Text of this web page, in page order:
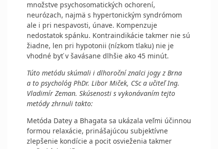
množstve psychosomatických ochorení,
neurózach, najmä s hypertonickým syndrómom
ale i pri nespavosti, únave. Kompenzuje
nedostatok spánku. Kontraindikácie takmer nie sú
žiadne, len pri hypotonii (nízkom tlaku) nie je
vhodné byť v šavásane dlhšie ako 45 minút.
Túto metódu skúmali i dlhoroční znalci jogy z Brna
a to psychológ PhDr. Libor Miček, CSc a učiteľ Ing.
Vladimír Zeman. Skúsenosti s vyko­návaním tejto
metódy zhrnuli takto:
Metóda Datey a Bhagata sa ukázala veľmi účinnou
formou relaxácie, prinášajúcou subjektívne
zlepšenie kondície a pocit osvieženia takmer